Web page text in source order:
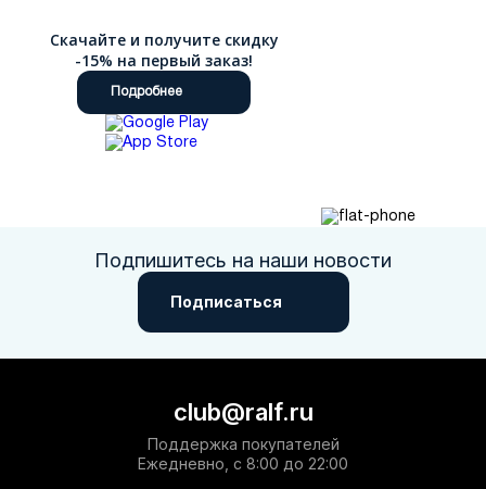
Скачайте и получите скидку
-15% на первый заказ!
Подробнее
Подпишитесь на наши новости
Подписаться
club@ralf.ru
Поддержка покупателей
Ежедневно, с 8:00 до 22:00